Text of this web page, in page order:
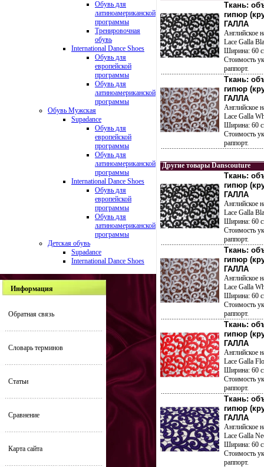
Обувь для
латиноамериканской
программы
Тренировочная
обувь
International Dance Shoes
Обувь для
европейской
программы
Обувь для
латиноамериканской
программы
Обувь Мужская
Supadance
Обувь для
европейской
программы
Обувь для
латиноамериканской
программы
International Dance Shoes
Обувь для
европейской
программы
Обувь для
латиноамериканской
программы
Детская обувь
Supadance
International Dance Shoes
Информация
Обратная связь
Словарь терминов
Статьи
Сравнение
Карта сайта
Ткань:
гипюр
ГАЛЛА
Английское
Lace Galla
Ширина: 60
Стоимость
раппорт.
Ткань:
гипюр
ГАЛЛА
Английское
Lace Galla
Ширина: 60
Стоимость
раппорт.
Другие товары Danscouture
Ткань:
гипюр
ГАЛЛА
Английское
Lace Galla
Ширина: 60
Стоимость
раппорт.
Ткань:
гипюр
ГАЛЛА
Английское
Lace Galla
Ширина: 60
Стоимость
раппорт.
Ткань:
гипюр
ГАЛЛА
Английское
Lace Galla
Ширина: 60
Стоимость
раппорт.
Ткань:
гипюр
ГАЛЛА
Английское
Lace Galla
Ширина: 60
Стоимость
раппорт.